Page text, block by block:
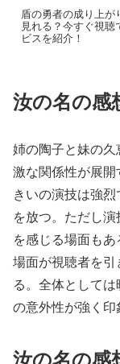
盾の勇者の成り上が
見れる？今すぐ視聴
ビスを紹介！
汝の名の感
姉の陶子と妹の久
激な関係性が展
きいの演技は強
を放つ。ただし
を感じる場面も
場面が視聴者を
る。全体として
の意外性が強く印
汝の名の感